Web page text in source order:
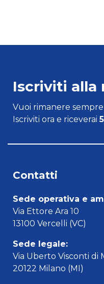
Iscriviti alla
Vuoi rimanere
Iscriviti ora e riceverai
Contatti
Sede operativa e
Via Ettore Ara 10
13100 Vercelli (VC)
Sede legale:
Via Uberto Visconti di
20122 Milano (MI)